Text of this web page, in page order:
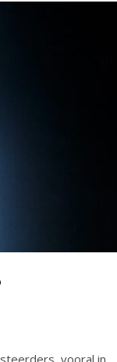
vooral in